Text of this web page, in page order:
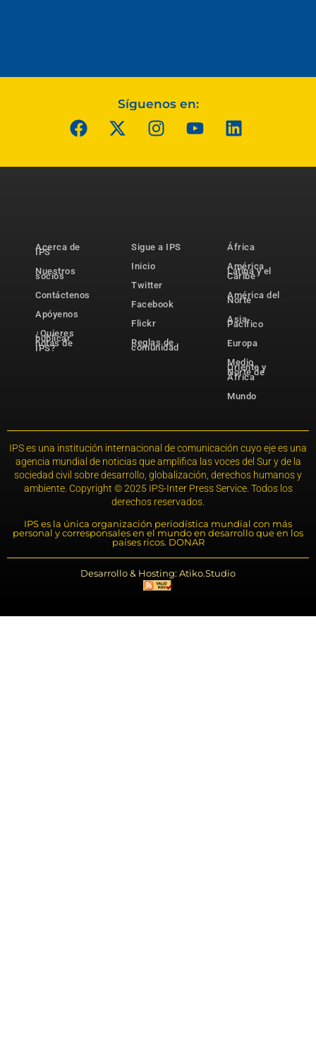
Síguenos en:
Acerca de
IPS
Nuestros
socios
Contáctenos
Apóyenos
¿Quieres
publicar
notas de
IPS?
Sigue a IPS
Inicio
Twitter
Facebook
Flickr
Reglas de
comunidad
África
América
Latina y el
Caribe
América del
Norte
Asia-
Pacífico
Europa
Medio
Oriente y
Norte de
África
Mundo
IPS es una institución internacional de comunicación cuyo eje es una
agencia mundial de noticias que amplifica las voces del Sur y de la
sociedad civil sobre desarrollo, globalización, derechos humanos y
ambiente. Copyright © 2025 IPS-Inter Press Service. Todos los
derechos reservados.
IPS es la única organización periodística mundial con más
personal y corresponsales en el mundo en desarrollo que en los
países ricos. DONAR
Desarrollo & Hosting: Atiko.Studio